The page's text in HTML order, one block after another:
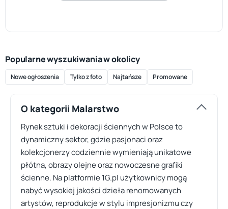
Popularne wyszukiwania w okolicy
Nowe ogłoszenia Tylko z foto Najtańsze Promowane
O kategorii Malarstwo
Rynek sztuki i dekoracji ściennych w Polsce to
dynamiczny sektor, gdzie pasjonaci oraz
kolekcjonerzy codziennie wymieniają unikatowe
płótna, obrazy olejne oraz nowoczesne grafiki
ścienne. Na platformie 1G.pl użytkownicy mogą
nabyć wysokiej jakości dzieła renomowanych
artystów, reprodukcje w stylu impresjonizmu czy